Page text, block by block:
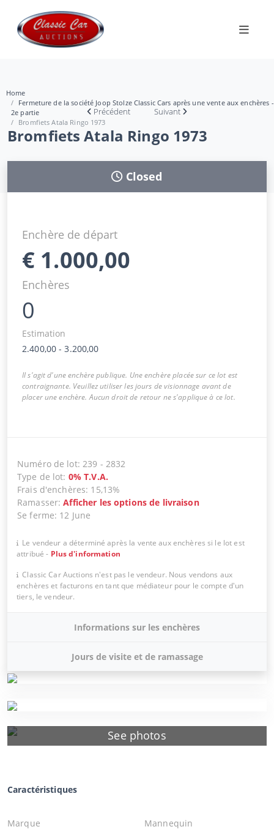
Home
Fermeture de la société Joop Stolze Classic Cars après une vente aux enchères -
2e partie
Bromfiets Atala Ringo 1973
Précédent Suivant
Bromfiets Atala Ringo 1973
See photos
Closed
Enchère de départ
€ 1.000,00
Enchères
0
Estimation
2.400,00 -3.200,00
Il s'agit d'une enchère publique. Une enchère placée sur ce lot est
contraignante. Veuillez utiliser les jours de visionnage avant de
placer une enchère. Aucun droit de retour ne s'applique à ce lot.
Numéro de lot:239 - 2832
Type de lot: 0% T.V.A.
Frais d'enchères: 15,13%
Ramasser:Afficher les options de livraison
Se ferme: 12 June
Le vendeur a déterminé après la vente aux enchères si le lot est
attribué - Plus d'information
Classic Car Auctions n'est pas le vendeur. Nous vendons aux
enchères et facturons en tant que médiateur pour le compte d'un
tiers, le vendeur.
Informations sur les enchères
Jours de visite et de ramassage
Caractéristiques
Marque
Mannequin